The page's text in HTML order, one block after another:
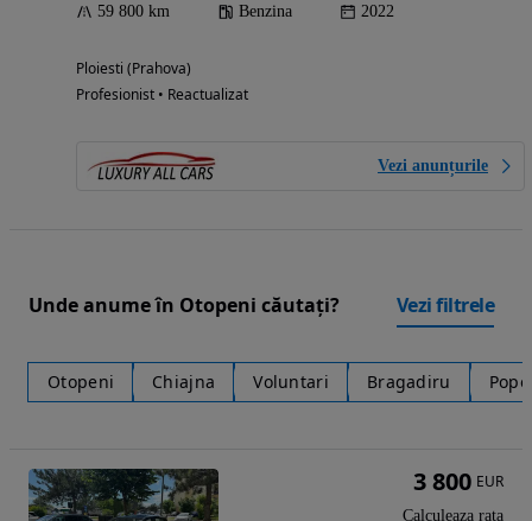
59 800 km Benzina 2022
Ploiesti (Prahova)
Profesionist • Reactualizat
Vezi anunțurile
Unde anume în Otopeni căutați? Vezi filtrele
Otopeni Chiajna Voluntari Bragadiru
3 800 EUR
Calculeaza rata